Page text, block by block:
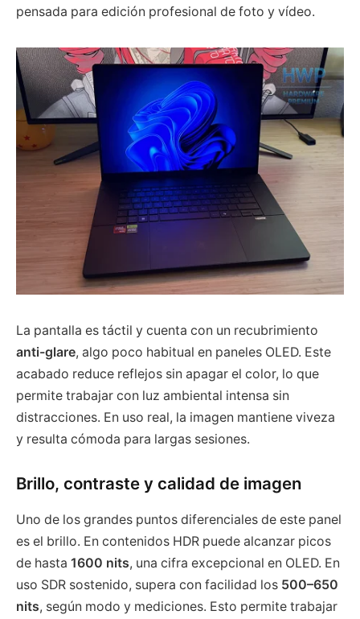
pensada para edición profesional de foto y vídeo.
La pantalla es táctil y cuenta con un recubrimiento
anti-glare, algo poco habitual en paneles OLED. Este
acabado reduce reflejos sin apagar el color, lo que
permite trabajar con luz ambiental intensa sin
distracciones. En uso real, la imagen mantiene viveza
y resulta cómoda para largas sesiones.
Brillo, contraste y calidad de imagen
Uno de los grandes puntos diferenciales de este panel
es el brillo. En contenidos HDR puede alcanzar picos
de hasta 1600 nits, una cifra excepcional en OLED. En
uso SDR sostenido, supera con facilidad los 500–650
nits, según modo y mediciones. Esto permite trabajar